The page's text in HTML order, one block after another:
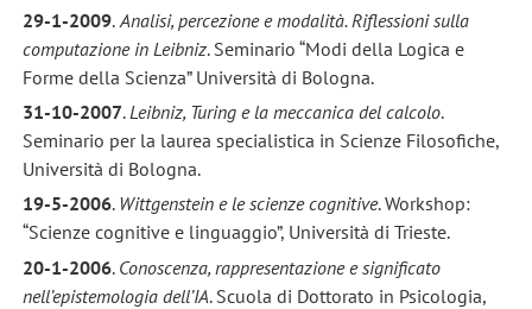
29-1-2009. Analisi, percezione e modalità. Riflessioni sulla
computazione in Leibniz. Seminario “Modi della Logica e
Forme della Scienza” Università di Bologna.
31-10-2007.Leibniz, Turing e la meccanica del calcolo.
Seminario per la laurea specialistica in Scienze Filosofiche,
Università di Bologna.
19-5-2006. Wittgenstein e le scienze cognitive. Workshop:
“Scienze cognitive e linguaggio”, Università di Trieste.
20-1-2006. Conoscenza, rappresentazione e significato
nell’epistemologia dell’IA. Scuola di Dottorato in Psicologia,